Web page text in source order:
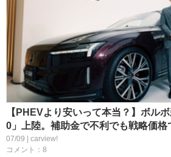
【PHEVより安いって本当？】ボル
0」上陸。補助金で不利でも戦略価格
07/09 | carview!
コメント：8